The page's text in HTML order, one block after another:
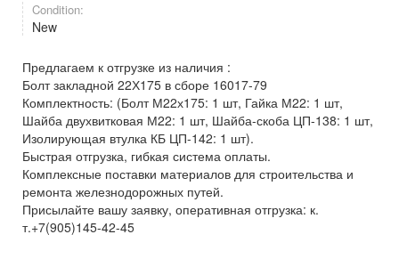
Condition:
New
Предлагаем к отгрузке из наличия :
Болт закладной 22Х175 в сборе 16017-79
Комплектность: (Болт М22х175: 1 шт, Гайка М22: 1 шт,
Шайба двухвитковая М22: 1 шт, Шайба-скоба ЦП-138: 1 шт,
Изолирующая втулка КБ ЦП-142: 1 шт).
Быстрая отгрузка, гибкая система оплаты.
Комплексные поставки материалов для строительства и
ремонта железнодорожных путей.
Присылайте вашу заявку, оперативная отгрузка: к.
т.+7(905)145-42-45